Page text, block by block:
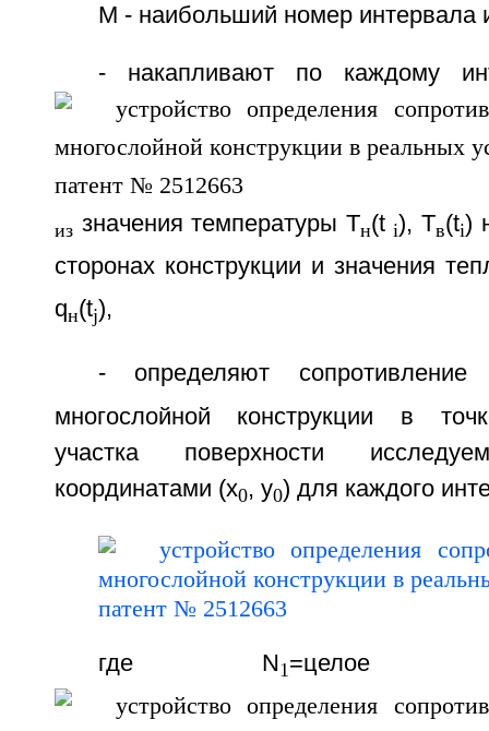
М - наибольший номер интервала
- накапливают по каждому
иззначения температуры Tн(t i), Tв(ti)
сторонах конструкции и значения
qн(tj),
- определяют сопротивление
многослойной конструкции в
участка поверхности
координатами (х0, y0) для каждого
где N1=целое